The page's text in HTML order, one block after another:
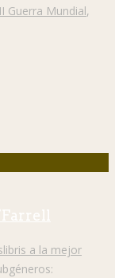
II Guerra Mundial,
a la mejor